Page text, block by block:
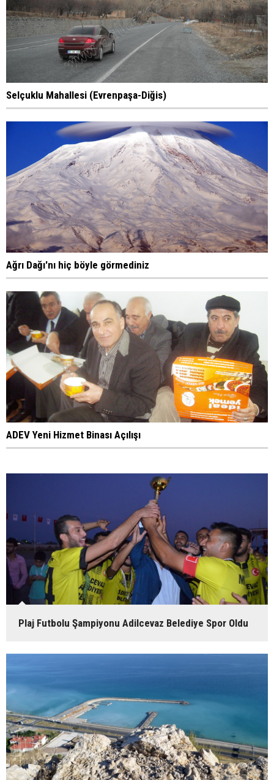
Selçuklu Mahallesi (Evrenpaşa-Diğis)
Ağrı Dağı'nı hiç böyle görmediniz
ADEV Yeni Hizmet Binası Açılışı
Plaj Futbolu Şampiyonu Adilcevaz Belediye Spor Oldu